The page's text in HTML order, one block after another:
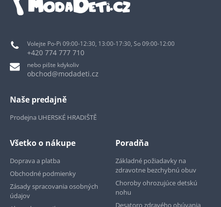
Volejte Po-Pi 09:00-12:30, 13:00-17:30, So 09:00-12:00
+420 774 777 710
nebo pište kdykoliv
obchod@modadeti.cz
Naše predajně
Prodejna UHERSKÉ HRADIŠTĚ
Všetko o nákupe
Doprava a platba
Obchodné podmienky
Zásady spracovania osobných
údajov
Poradňa
Základné požiadavky na
zdravotne bezchybnú obuv
Choroby ohrozujúce detskú
nohu
Desatoro zdravého obúvania